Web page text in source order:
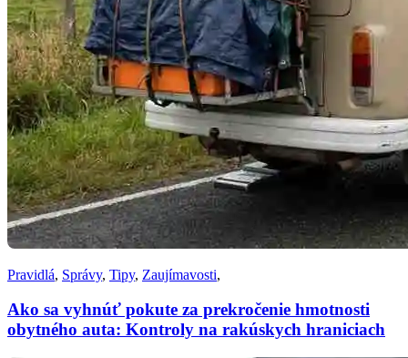
Pravidlá, Správy, Tipy, Zaujímavosti,
Ako sa vyhnúť pokute za prekročenie hmotnosti
obytného auta: Kontroly na rakúskych hraniciach